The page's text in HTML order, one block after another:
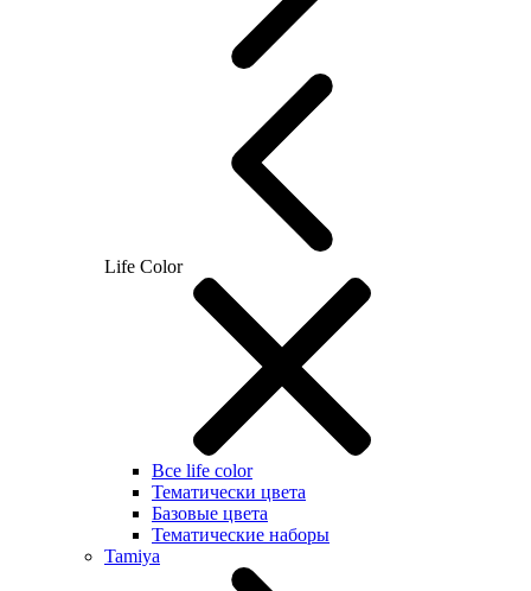
Life Color
Все life color
Тематически цвета
Базовые цвета
Тематические наборы
Tamiya